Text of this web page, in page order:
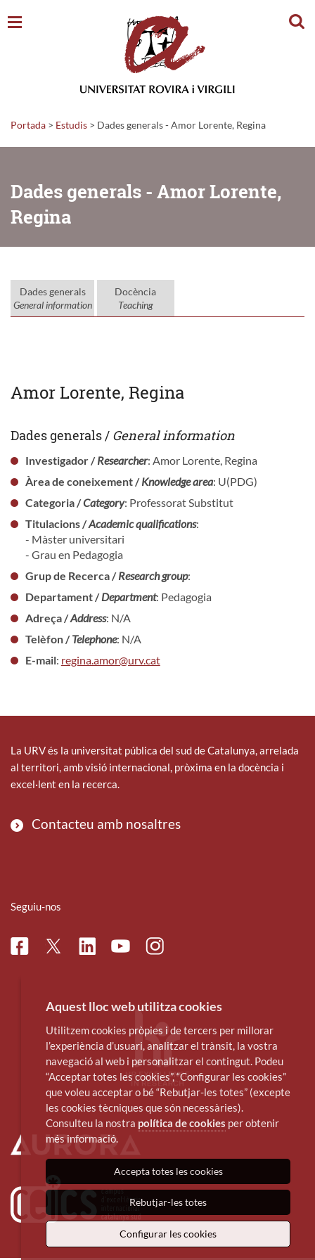
Portada > Estudis > Dades generals - Amor Lorente, Regina
Dades generals - Amor Lorente,
Regina
Dades generals
General information
Docència
Teaching
Amor Lorente, Regina
Dades generals / General information
Investigador /Researcher: Amor Lorente, Regina
Àrea de coneixement /Knowledge area: U(PDG)
Categoria /Category: Professorat Substitut
Titulacions /Academic qualifications:
- Màster universitari
- Grau en Pedagogia
Grup de Recerca /Research group:
Departament /Department: Pedagogia
Adreça /Address: N/A
Telèfon /Telephone: N/A
E-mail: regina.amor@urv.cat
La URV és la universitat pública del sud de Catalunya, arrelada
al territori, amb visió internacional, pròxima en la docència i
excel·lent en la recerca.
Contacteu amb nosaltres
Seguiu-nos
FacebookTwitterLinkedinYoutubeInstagram
Aquest lloc web utilitza cookies
Utilitzem cookies pròpies i de tercers per millorar
l’experiència d’usuari, analitzar el trànsit, la vostra
navegació al web i personalitzar el contingut. Podeu
“Acceptar totes les cookies”, “Configurar les cookies”
que voleu acceptar o bé “Rebutjar-les totes” (excepte
les cookies tècniques que són necessàries).
Consulteu la nostra política de cookies per obtenir
més informació.
Accepta totes les cookies
Rebutjar-les totes
Configurar les cookies